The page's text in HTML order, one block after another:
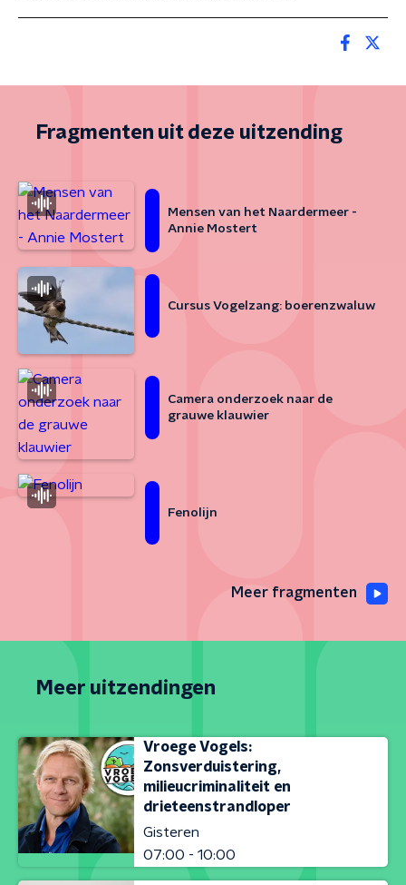
Fragmenten uit deze uitzending
Mensen van het Naardermeer -
Annie Mostert
Cursus Vogelzang: boerenzwaluw
Camera onderzoek naar de
grauwe klauwier
Fenolijn
Meer fragmenten
Meer uitzendingen
Vroege Vogels:
Zonsverduistering,
milieucriminaliteit en
drieteenstrandloper
Gisteren
07:00 - 10:00